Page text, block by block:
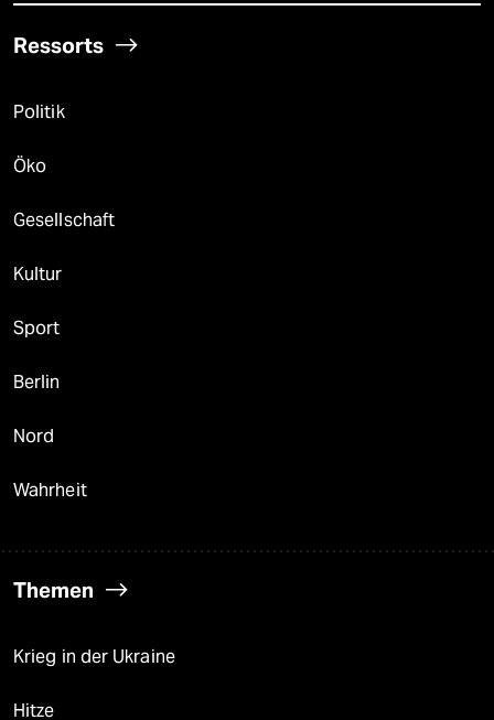
Ressorts
Politik
Öko
Gesellschaft
Kultur
Sport
Berlin
Nord
Wahrheit
Themen
Krieg in der Ukraine
Hitze